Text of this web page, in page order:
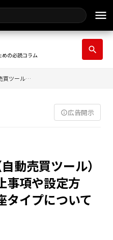
menu
の必読コラム
search
XMTradingのEA（自動売買ツール）の特徴まとめ！禁止事項や設定方法、おすすめの口座タイプについても紹介
info_outline広告開示
動売買ツール）
事項や設定方
タイプについて